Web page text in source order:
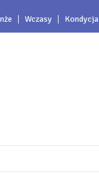
Wczasy Kondycja